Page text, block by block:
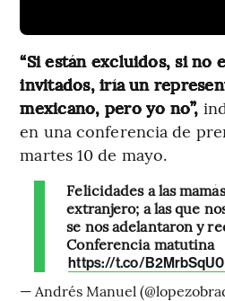
“Si están excluidos, si no
invitados, iría un
mexicano, pero yo no”,
en una conferencia de
martes 10 de mayo.
Felicidades a las
extranjero; a las que
se nos adelantaron y
Conferencia matutina
https://t.co/
— Andrés Manuel